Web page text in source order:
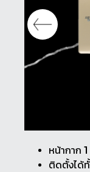
หน้ากาก
ติดตั้งได้ทั้